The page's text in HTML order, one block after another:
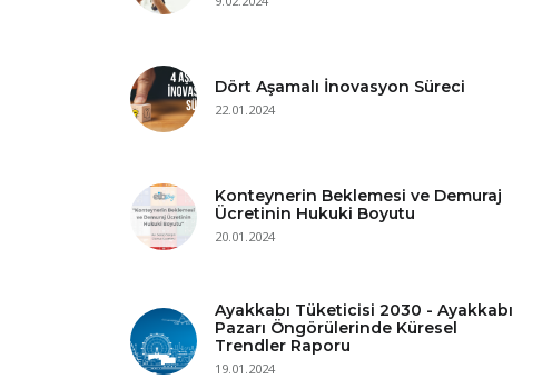
Dört Aşamalı İnovasyon Süreci
22.01.2024
Konteynerin Beklemesi ve Demuraj
Ücretinin Hukuki Boyutu
20.01.2024
Ayakkabı Tüketicisi 2030 - Ayakkabı
Pazarı Öngörülerinde Küresel
Trendler Raporu
19.01.2024